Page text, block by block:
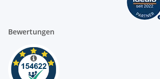
Bewertungen